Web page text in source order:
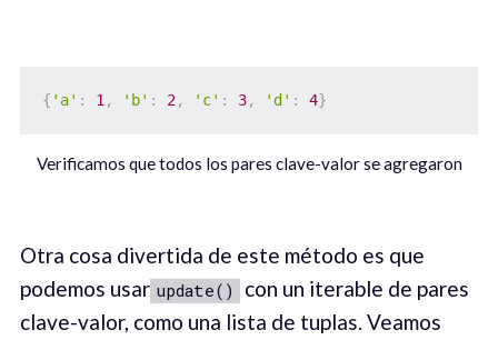
{ 'a' : 1 , 'b' : 2, 'c' : 3, 'd' : 4}
Verificamos que todos los pares clave-valor se agregaron
Otra cosa divertida de este método es que
podemos usar update()
con un iterable de pares
clave-valor, como una lista de tuplas. Veamos